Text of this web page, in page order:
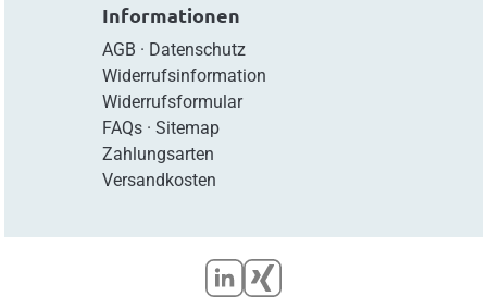
Informationen
AGB · Datenschutz
Widerrufsinformation
Widerrufsformular
FAQs· Sitemap
Zahlungsarten
Versandkosten